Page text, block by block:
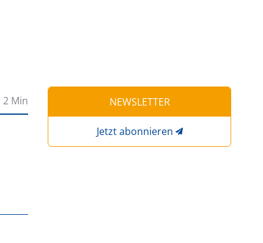
2 Min NEWSLETTER
Jetzt abonnieren